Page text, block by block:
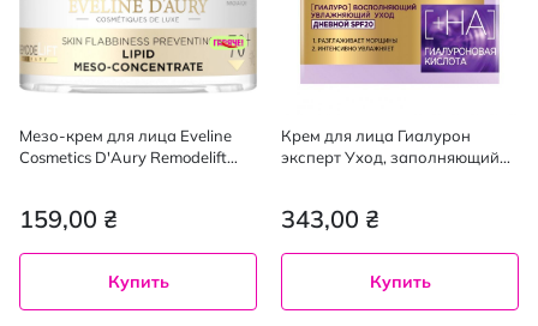
Мезо-крем для лица Eveline
Cosmetics D'Aury Remodelift
159,00 ₴
Купить
Крем для лица Гиалурон
эксперт Уход, заполняющий
343,00 ₴
Купить